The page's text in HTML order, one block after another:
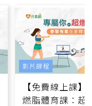
【免費線上課
燃脂體育課：超
影片課程